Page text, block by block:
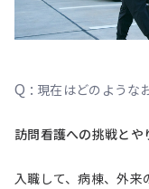
Q : 現在はどのような
訪問看護への挑戦とや
入職して、病棟、外来